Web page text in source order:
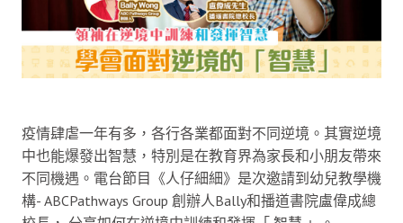
疫情肆虐一年有多，各行各業都面對不同逆境。其實逆境
中也能爆發出智慧，特別是在教育界為家長和小朋友帶來
不同機遇。電台節目《人仔細細》是次邀請到幼兒教學機
構- ABCPathways Group 創辦人Bally和播道書院盧偉成總